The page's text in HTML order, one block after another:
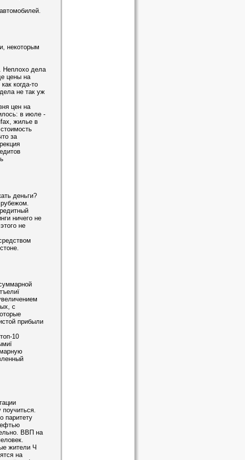
некоторым
Неплохо дела
цены на
когда-то
не так уж
цен на
в июле -
жилье в
за
деньги?
ничего не
не
с
прибыли
10
паритету
ВВП на
жители Ч
на